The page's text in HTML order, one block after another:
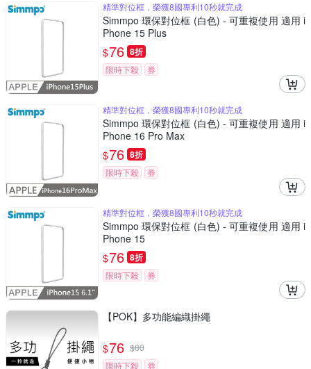
精準對位框，榮獲8國專利10秒就完成
Simmpo 環保對位框 (白色) - 可重複使用 適用 i
Phone 15 Plus
$76 8折
限時下殺 券
精準對位框，榮獲8國專利10秒就完成
Simmpo 環保對位框 (白色) - 可重複使用 適用 i
Phone 16 Pro Max
$76 8折
限時下殺 券
精準對位框，榮獲8國專利10秒就完成
Simmpo 環保對位框 (白色) - 可重複使用 適用 i
Phone 15
$76 8折
限時下殺 券
【POK】多功能編織掛繩
$76 $80
限時下殺
券